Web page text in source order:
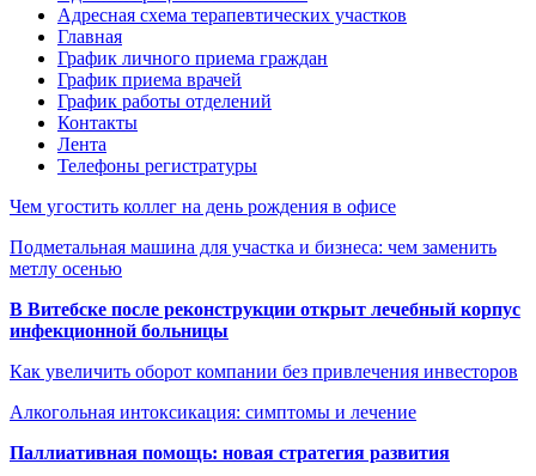
Адресная схема терапевтических участков
Главная
График личного приема граждан
График приема врачей
График работы отделений
Контакты
Лента
Телефоны регистратуры
Чем угостить коллег на день рождения в офисе
Подметальная машина для участка и бизнеса: чем заменить
метлу осенью
В Витебске после реконструкции открыт лечебный корпус
инфекционной больницы
Как увеличить оборот компании без привлечения инвесторов
Алкогольная интоксикация: симптомы и лечение
Паллиативная помощь: новая стратегия развития